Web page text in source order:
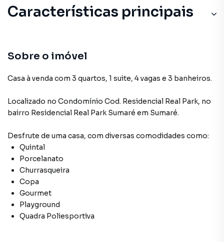
Características principais
Sobre o imóvel
Casa à venda com 3 quartos, 1 suite, 4 vagas e 3 banheiros.
Localizado no Condomínio Cod. Residencial Real Park, no
bairro Residencial Real Park Sumaré em Sumaré.
Desfrute de uma casa, com diversas comodidades como:
Quintal
Porcelanato
Churrasqueira
Copa
Gourmet
Playground
Quadra Poliesportiva